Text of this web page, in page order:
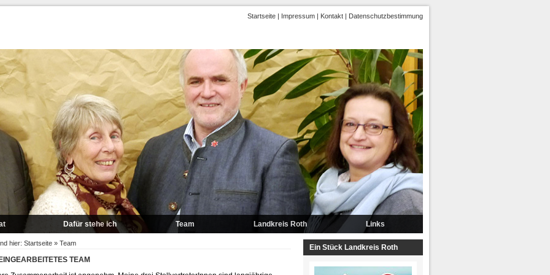
Startseite | Impressum | Kontakt | Datenschutzbestimmung
Dafür stehe ich
Wirtschaft und Arbeit
Bildung und Erziehung
Team Landkreis Roth Links
hier: Startseite » Team
TEAM
Ein Stück Landkreis Roth